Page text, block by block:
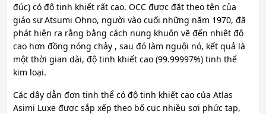
đúc) có độ tinh khiết rất cao. OCC được đặt theo tên của
giáo sư Atsumi Ohno, người vào cuối những năm 1970, đã
phát hiện ra rằng bằng cách nung khuôn vẽ đến nhiệt độ
cao hơn đồng nóng chảy , sau đó làm nguội nó, kết quả là
một thời gian dài, độ tinh khiết cao (99.99997%) tinh thể
kim loại.
Các dây dẫn đơn tinh thể có độ tinh khiết cao của Atlas
Asimi Luxe được sắp xếp theo bố cục nhiều sợi phức tạp,